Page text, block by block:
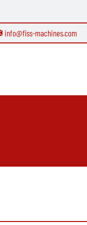
info@fiss-machines.com